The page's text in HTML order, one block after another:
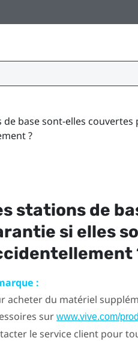
de base sont-elles
?
stations de
si elles
:
acheter du matériel
sur www.vive.com/
le service client pour